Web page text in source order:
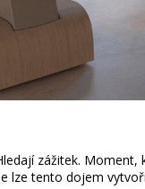
zážitek.
lze tento dojem